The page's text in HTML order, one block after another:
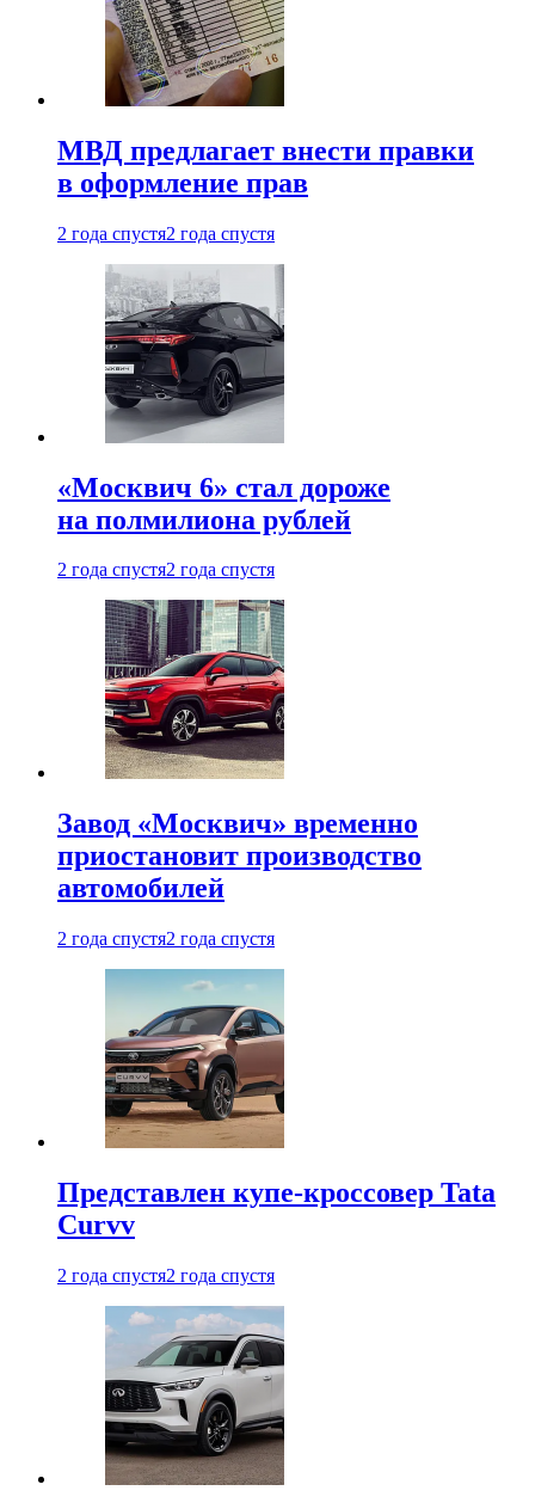
МВД предлагает внести правки
в оформление прав
2 года спустя2 года спустя
«Москвич 6» стал дороже
на полмилиона рублей
2 года спустя2 года спустя
Завод «Москвич» временно
приостановит производство
автомобилей
2 года спустя2 года спустя
Представлен купе-кроссовер Tata
Curvv
2 года спустя2 года спустя